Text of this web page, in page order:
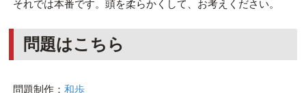
それでは本番です。頭を柔らかくして、お考えください。
問題はこちら
問題制作： 和歩